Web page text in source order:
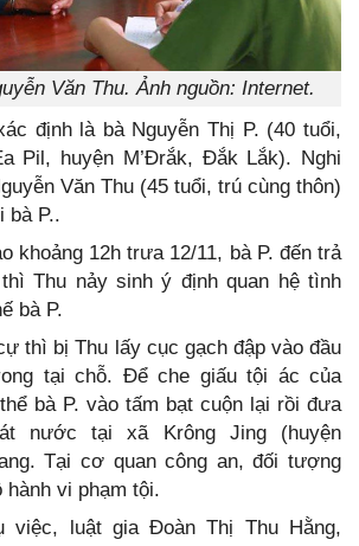
Văn Thu. Ảnh nguồn: Internet.
định là bà Nguyễn Thị P. (40 tuổi,
Pil, huyện M’Đrắk, Đắk Lắk). Nghi
Văn Thu (45 tuổi, trú cùng thôn)
bà P..
khoảng 12h trưa 12/11, bà P. đến trả
Thu nảy sinh ý định quan hệ tình
bà P.
thì bị Thu lấy cục gạch đập vào đầu
tại chỗ. Để che giấu tội ác của
bà P. vào tấm bạt cuộn lại rồi đưa
nước tại xã Krông Jing (huyện
Tại cơ quan công an, đối tượng
hành vi phạm tội.
việc, luật gia Đoàn Thị Thu Hằng,